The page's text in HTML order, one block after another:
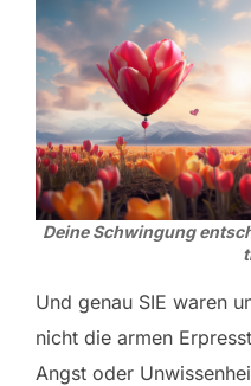
Deine Schwingung
Und genau SIE waren
nicht die armen
Angst oder